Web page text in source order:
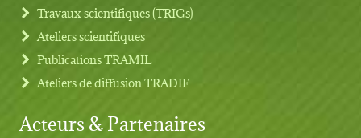
Travaux scientifiques (TRIGs)
Ateliers scientifiques
Publications TRAMIL
Ateliers de diffusion TRADIF
Acteurs & Partenaires